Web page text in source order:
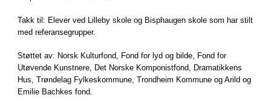
Takk til: Elever ved Lilleby skole og Bisphaugen skole som har stilt
med referansegrupper.
Støttet av: Norsk Kulturfond, Fond for lyd og bilde, Fond for
Utøvende Kunstnere, Det Norske Komponistfond, Dramatikkens
Hus, Trøndelag Fylkeskommune, Trondheim Kommune og Arild og
Emilie Bachkes fond.